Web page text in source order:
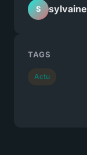
S sylvaine
TAGS
Actu